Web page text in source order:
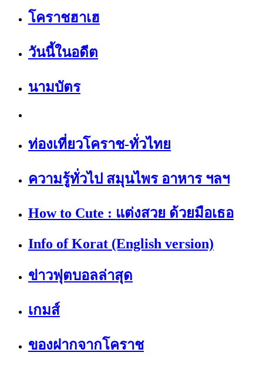
โคราชฮาเฮ
วันนี้ในอดีต
นามบัตร
ท่องเที่ยวโคราช-ทั่วไทย
ความรู้ทั่วไป สมุนไพร อาหาร ฯลฯ
How to Cute : แต่งสวย ด้วยมือเธอ
Info of Korat (English version)
ข่าวฟุตบอลล่าสุด
เกมส์
ของฝากจากโคราช